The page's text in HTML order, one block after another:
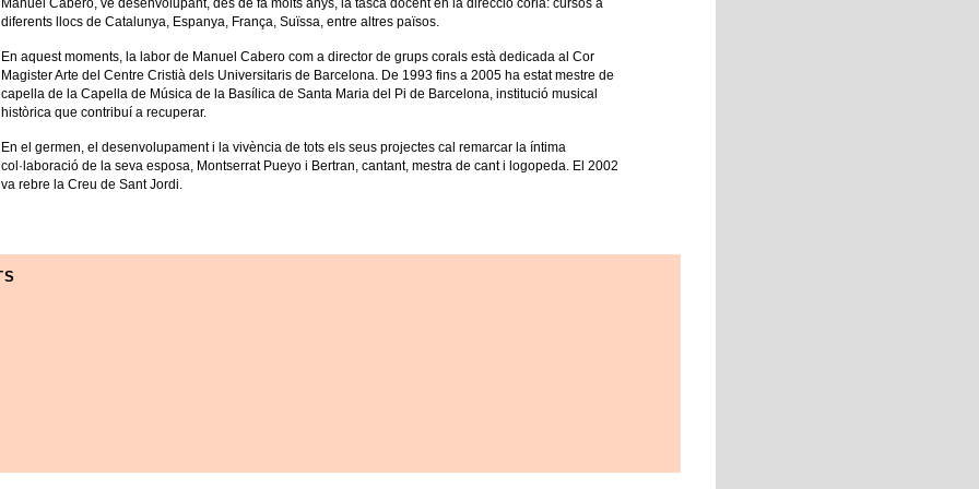
Manuel Cabero, ve desenvolupant, des de fa molts anys, la tasca docent en la direcció corla: cursos a
diferents llocs de Catalunya, Espanya, França, Suïssa, entre altres països.
En aquest moments, la labor de Manuel Cabero com a director de grups corals està dedicada al Cor
Magister Arte del Centre Cristià dels Universitaris de Barcelona. De 1993 fins a 2005 ha estat mestre de
capella de la Capella de Música de la Basílica de Santa Maria del Pi de Barcelona, institució musical
històrica que contribuí a recuperar.
En el germen, el desenvolupament i la vivència de tots els seus projectes cal remarcar la íntima
col·laboració de la seva esposa, Montserrat Pueyo i Bertran, cantant, mestra de cant i logopeda. El 2002
va rebre la Creu de Sant Jordi.